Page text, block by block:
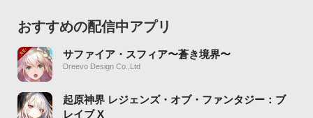
おすすめの配信中アプリ
サファイア・スフィア〜蒼き境界〜
Dreevo Design Co.,Ltd
起原神界 レジェンズ・オブ・ファンタジー：ブ
レイブ X